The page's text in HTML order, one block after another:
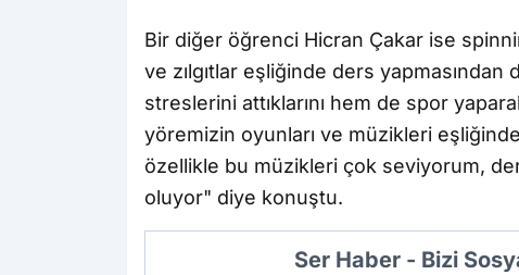
Bir diğer öğrenci Hicran Çakar ise
ve zılgıtlar eşliğinde ders
streslerini attıklarını hem de spor
yöremizin oyunları ve müzikleri
özellikle bu müzikleri çok seviyorum,
oluyor" diye konuştu.
Ser Haber - Bizi